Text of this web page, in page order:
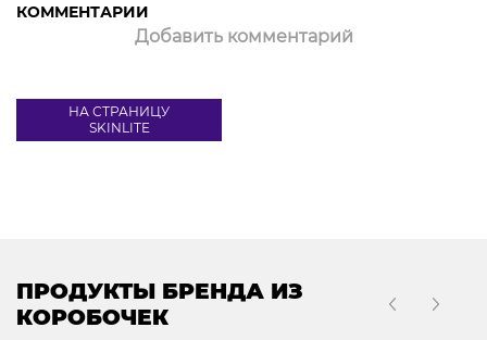
КОММЕНТАРИИ
Добавить комментарий
НА СТРАНИЦУ
SKINLITE
ПРОДУКТЫ БРЕНДА ИЗ
КОРОБОЧЕК